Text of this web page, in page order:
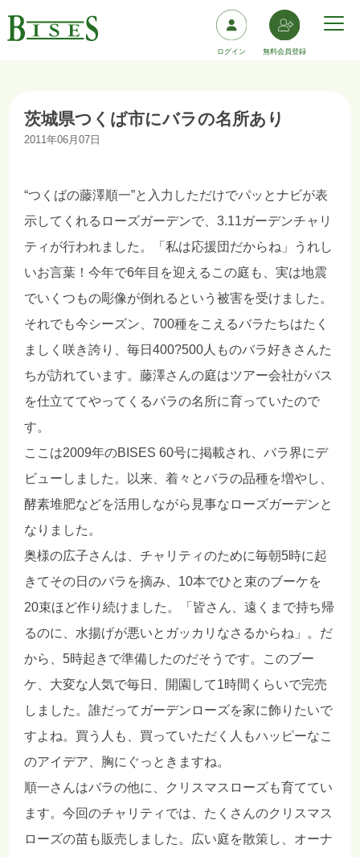
ログイン 無料会員登録
茨城県つくば市にバラの名所あり
2011年06月07日
“つくばの藤澤順一”と入力しただけでパッとナビが表
示してくれるローズガーデンで、3.11ガーデンチャリ
ティが行われました。「私は応援団だからね」うれし
いお言葉！今年で6年目を迎えるこの庭も、実は地震
でいくつもの彫像が倒れるという被害を受けました。
それでも今シーズン、700種をこえるバラたちはたく
ましく咲き誇り、毎日400?500人ものバラ好きさんた
ちが訪れています。藤澤さんの庭はツアー会社がバス
を仕立ててやってくるバラの名所に育っていたので
す。
ここは2009年のBISES 60号に掲載され、バラ界にデ
ビューしました。以来、着々とバラの品種を増やし、
酵素堆肥などを活用しながら見事なローズガーデンと
なりました。
奥様の広子さんは、チャリティのために毎朝5時に起
きてその日のバラを摘み、10本でひと束のブーケを
20束ほど作り続けました。「皆さん、遠くまで持ち帰
るのに、水揚げが悪いとガッカリなさるからね」。だ
から、5時起きで準備したのだそうです。このブー
ケ、大変な人気で毎日、開園して1時間くらいで完売
しました。誰だってガーデンローズを家に飾りたいで
すよね。買う人も、買っていただく人もハッピーなこ
のアイデア、胸にぐっときますね。
順一さんはバラの他に、クリスマスローズも育ててい
ます。今回のチャリティでは、たくさんのクリスマス
ローズの苗も販売しました。広い庭を散策し、オーナ